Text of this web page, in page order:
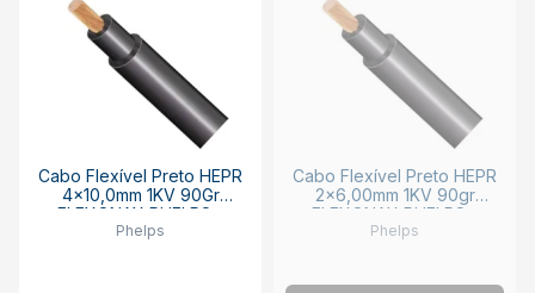
Cabo Flexível Preto HEPR
4x10,0mm 1KV 90Gr
FLEXONAX PHELPS -
VENDIDO POR METRO
Phelps
Cabo Flexível Preto HEPR
2x6,00mm 1KV 90gr
FLEXONAX PHELPS -
VENDIDO POR METRO
Phelps